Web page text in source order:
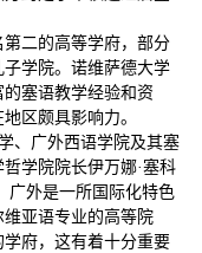
二的高等学府，部分
学院。诺维萨德大学
塞语教学经验和资
区颇具影响力。
、广外西语学院及其塞
学院院长伊万娜·塞科
广外是一所国际化特色
亚语专业的高等院
府，这有着十分重要